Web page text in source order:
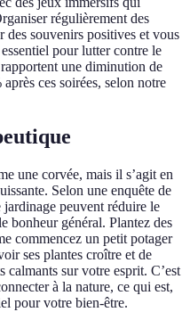
régulièrement des
des souvenirs positives et vous
pour lutter contre le
une diminution de
ces soirées, selon notre
une corvée, mais il s’agit en
Selon une enquête de
jardinage peuvent réduire le
bonheur général. Plantez des
commencez un petit potager
ses plantes croître et de
sur votre esprit. C’est
à la nature, ce qui est,
pour votre bien-être.